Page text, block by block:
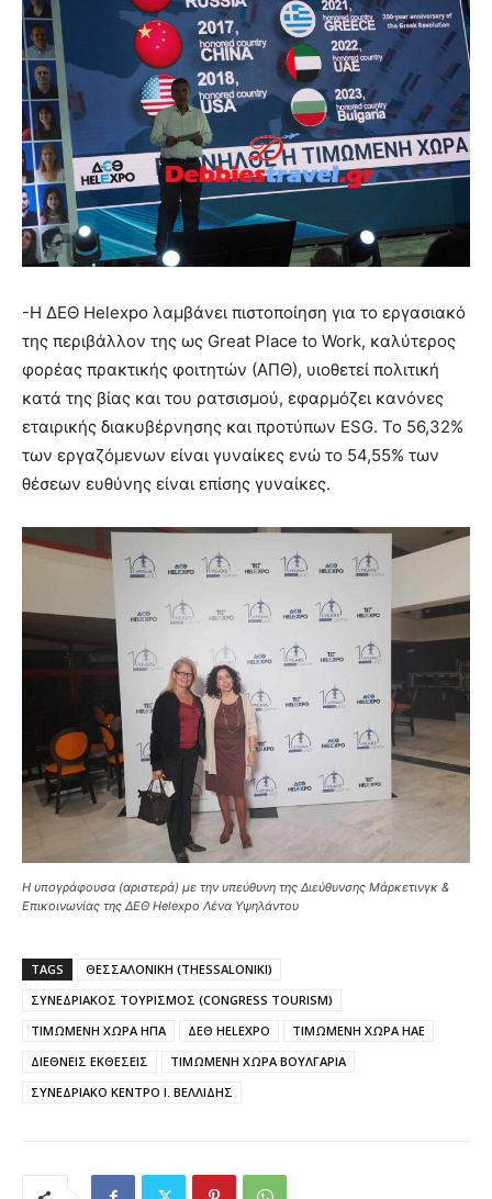
-H ΔΕΘ Helexpo λαμβάνει πιστοποίηση για το εργασιακό
της περιβάλλον της ως Great Place to Work, καλύτερος
φορέας πρακτικής φοιτητών (ΑΠΘ), υιοθετεί πολιτική
κατά της βίας και του ρατσισμού, εφαρμόζει κανόνες
εταιρικής διακυβέρνησης και προτύπων ESG. Το 56,32%
των εργαζόμενων είναι γυναίκες ενώ το 54,55% των
θέσεων ευθύνης είναι επίσης γυναίκες.
Η υπογράφουσα (αριστερά) με την υπεύθυνη της Διεύθυνσης Μάρκετινγκ &
Επικοινωνίας της ΔΕΘ Helexpo Λένα Υψηλάντου
TAGS
ΘΕΣΣΑΛΟΝΙΚΗ (THESSALONIKI)
ΣΥΝΕΔΡΙΑΚΟΣ ΤΟΥΡΙΣΜΟΣ (CONGRESS TOURISM)
ΤΙΜΩΜΕΝΗ ΧΩΡΑ ΗΠΑ
ΔΕΘ HELEXPO
ΤΙΜΩΜΕΝΗ ΧΩΡΑ ΗΑΕ
ΔΙΕΘΝΕΙΣ ΕΚΘΕΣΕΙΣ
ΤΙΜΩΜΕΝΗ ΧΩΡΑ ΒΟΥΛΓΑΡΙΑ
ΣΥΝΕΔΡΙΑΚΟ ΚΕΝΤΡΟ Ι. ΒΕΛΛΙΔΗΣ